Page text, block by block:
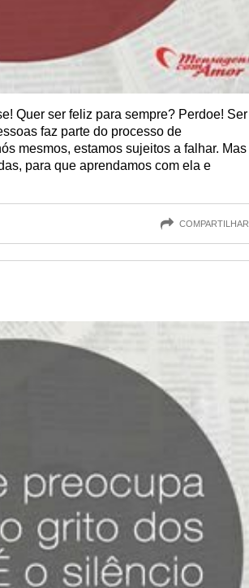
Quer ser feliz para sempre? Perdoe! Ser
faz parte do processo de
mesmos, estamos sujeitos a falhar. Mas
para que aprendamos com ela e
COMPARTILHAR